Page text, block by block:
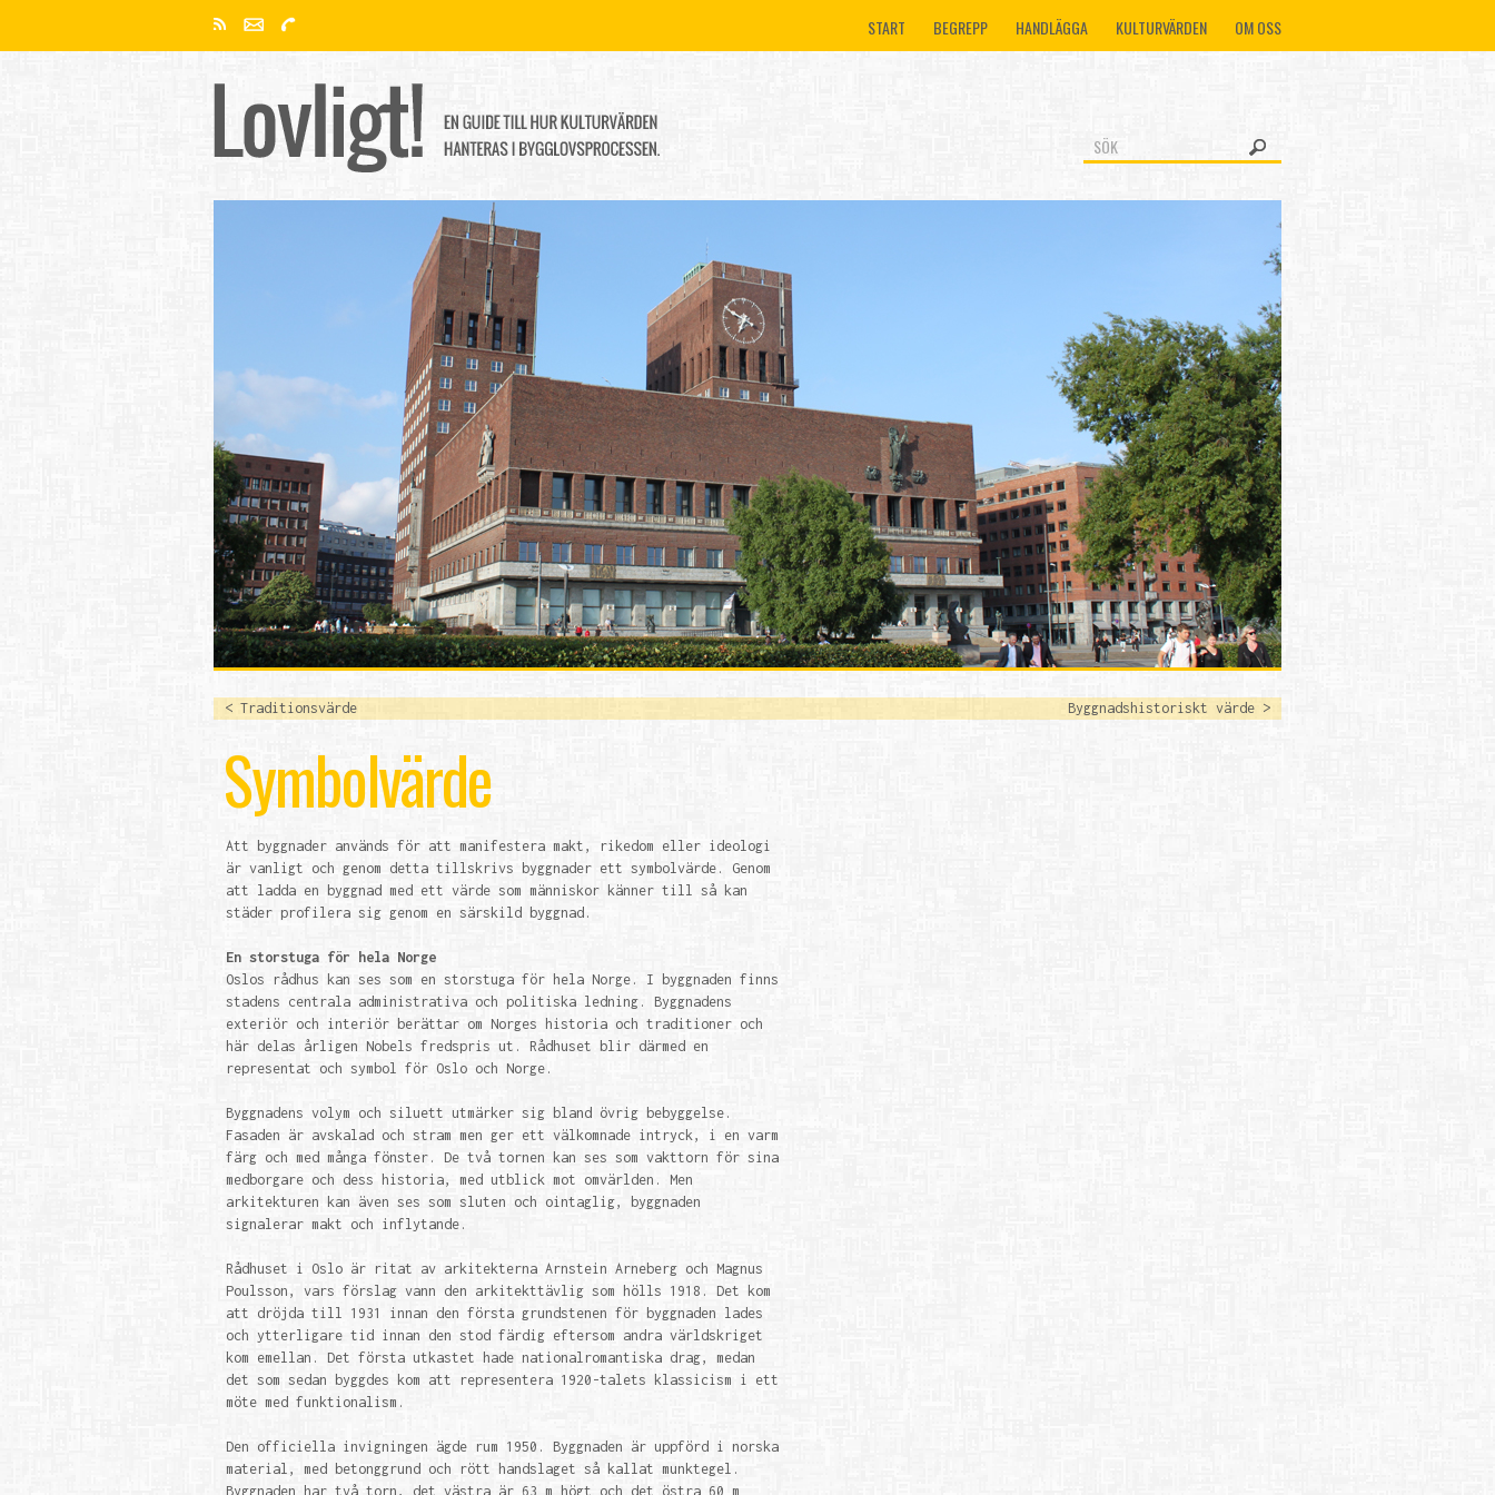
START BEGREPP HANDLÄGGA KULTURVÄRDEN OM OSS
Byggnadshistoriskt värde >
< Traditionsvärde
Symbolvärde
Att byggnader används för att manifestera makt, rikedom eller ideologi
är vanligt och genom detta tillskrivs byggnader ett symbolvärde. Genom
att ladda en byggnad med ett värde som människor känner till så kan
städer profilera sig genom en särskild byggnad.
En storstuga för hela Norge
Oslos rådhus kan ses som en storstuga för hela Norge. I byggnaden finns
stadens centrala administrativa och politiska ledning. Byggnadens
exteriör och interiör berättar om Norges historia och traditioner och
här delas årligen Nobels fredspris ut. Rådhuset blir därmed en
representat och symbol för Oslo och Norge.
Byggnadens volym och siluett utmärker sig bland övrig bebyggelse.
Fasaden är avskalad och stram men ger ett välkomnade intryck, i en varm
färg och med många fönster. De två tornen kan ses som vakttorn för sina
medborgare och dess historia, med utblick mot omvärlden. Men
arkitekturen kan även ses som sluten och ointaglig, byggnaden
signalerar makt och inflytande.
Rådhuset i Oslo är ritat av arkitekterna Arnstein Arneberg och Magnus
Poulsson, vars förslag vann den arkitekttävlig som hölls 1918. Det kom
att dröjda till 1931 innan den första grundstenen för byggnaden lades
och ytterligare tid innan den stod färdig eftersom andra världskriget
kom emellan. Det första utkastet hade nationalromantiska drag, medan
det som sedan byggdes kom att representera 1920-talets klassicism i ett
möte med funktionalism.
Den officiella invigningen ägde rum 1950. Byggnaden är uppförd i norska
material, med betonggrund och rött handslaget så kallat munktegel.
Byggnaden har två torn, det västra är 63 m högt och det östra 60 m